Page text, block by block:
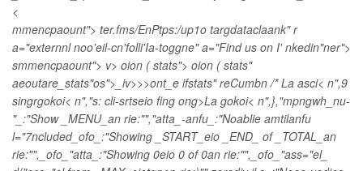
<
mmencpaount"> ter.fms/EnPtps:/up1o targdataclaank" r
a="externnl noo'eil-cn'folli'Ia-toggne" a="Find us on I' nkedin"ner">
smmencpaount"> v> oion ( stats"> oion ( stats"
aeoutare_stats"os">_iv>>>ont_e ifstats" reCumbn /*La asci< n",9
singrgokoi< n","s: cli-srtseio fing ong>La gokoi< n",},"mpngwh_nu-
"_:"Show _MENU_an rie:"","atta_-anfu_:"Noablie amtilanfu
l="7ncluded_ofo_:"Showing _START_eio _END_ of _TOTAL_an
rie:"",_ofo_"atta_:"Showing 0eio 0 of 0an rie:"",_ofo_"ass="el_